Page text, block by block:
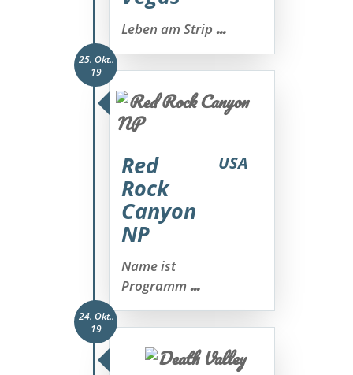
Leben am Strip...
25. Okt..
19
Red
Rock
Canyon
NP
USA
Name ist
Programm...
24. Okt..
19